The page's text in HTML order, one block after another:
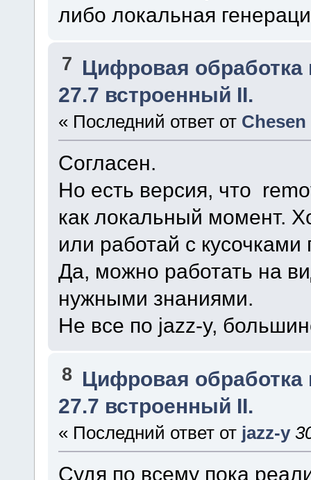
либо локальная
7 Цифровая обработка
27.7 встроенный II.
« Последний ответ от Chesen
Согласен.
Но есть версия, что
как локальный момент.
или работай с кусочками
Да, можно работать на
нужными знаниями.
Не все по jazz-y,
8 Цифровая обработка
27.7 встроенный II.
« Последний ответ от jazz-y
Судя по всему пока